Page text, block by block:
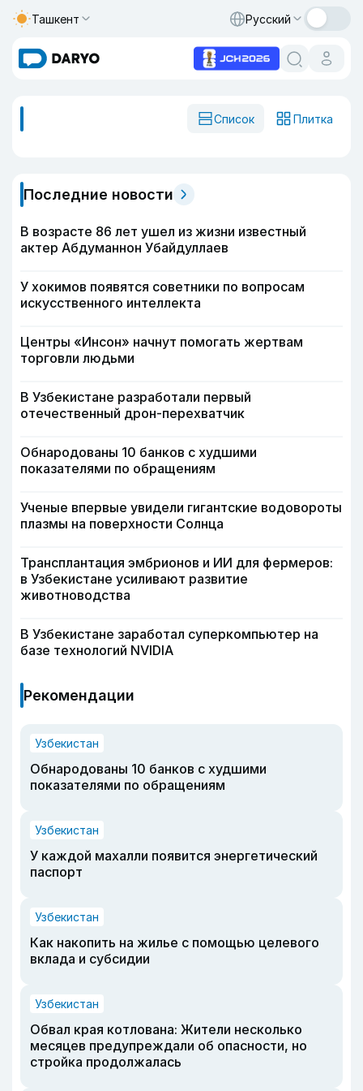
Ташкент Русский
Список Плитка
Последние новости
В возрасте 86 лет ушел из жизни известный
актер Абдуманнон Убайдуллаев
У хокимов появятся советники по вопросам
искусственного интеллекта
Центры «Инсон» начнут помогать жертвам
торговли людьми
В Узбекистане разработали первый
отечественный дрон-перехватчик
Обнародованы 10 банков с худшими
показателями по обращениям
Ученые впервые увидели гигантские водовороты
плазмы на поверхности Солнца
Трансплантация эмбрионов и ИИ для фермеров:
в Узбекистане усиливают развитие
животноводства
В Узбекистане заработал суперкомпьютер на
базе технологий NVIDIA
Рекомендации
Узбекистан
Обнародованы 10 банков с худшими
показателями по обращениям
Узбекистан
У каждой махалли появится энергетический
паспорт
Узбекистан
Как накопить на жилье с помощью целевого
вклада и субсидии
Узбекистан
Обвал края котлована: Жители несколько
месяцев предупреждали об опасности, но
стройка продолжалась